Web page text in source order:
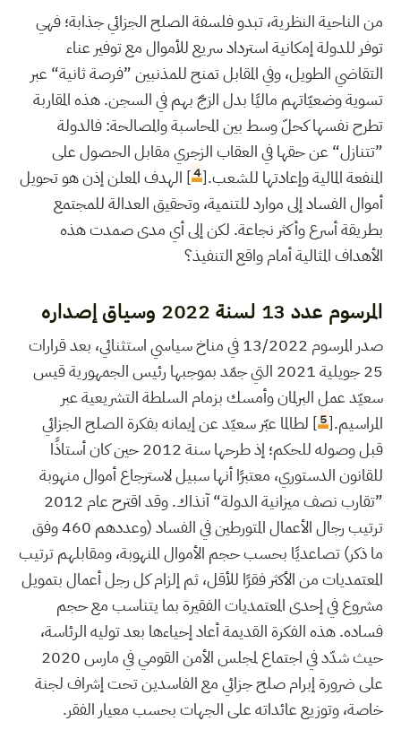
من الناحية النظرية، تبدو فلسفة الصلح الجزائي جذابة؛ فهي
توفر للدولة إمكانية استرداد سريع للأموال مع توفير عناء
التقاضي الطويل، وفي المقابل تمنح للمذنبين ”فرصة ثانية“ عبر
تسوية وضعيّاتهم ماليًا بدل الزجّ بهم في السجن. هذه المقاربة
تطرح نفسها كحلّ وسط بين المحاسبة والمصالحة: فالدولة
”تتنازل“ عن حقها في العقاب الزجري مقابل الحصول على
المنفعة المالية وإعادتها للشعب.[4] الهدف المعلن إذن هو تحويل
أموال الفساد إلى موارد للتنمية، وتحقيق العدالة للمجتمع
بطريقة أسرع وأكثر نجاعة. لكن إلى أي مدى صمدت هذه
الأهداف المثالية أمام واقع التنفيذ؟
المرسوم عدد 13 لسنة 2022 وسياق إصداره
صدر المرسوم 13/2022 في مناخ سياسي استثنائي، بعد قرارات
25 جويلية 2021 التي جمّد بموجبها رئيس الجمهورية قيس
سعيّد عمل البرلمان وأمسك بزمام السلطة التشريعية عبر
المراسيم.[5] لطالما عبّر سعيّد عن إيمانه بفكرة الصلح الجزائي
قبل وصوله للحكم؛ إذ طرحها سنة 2012 حين كان أستاذًا
للقانون الدستوري، معتبرًا أنها سبيل لاسترجاع أموال منهوبة
”تقارب نصف ميزانية الدولة“ آنذاك. وقد اقترح عام 2012
ترتيب رجال الأعمال المتورطين في الفساد (وعددهم 460 وفق
ما ذكر) تصاعديًا بحسب حجم الأموال المنهوبة، ومقابلهم ترتيب
المعتمديات من الأكثر فقرًا للأقل، ثم إلزام كل رجل أعمال بتمويل
مشروع في إحدى المعتمديات الفقيرة بما يتناسب مع حجم
فساده. هذه الفكرة القديمة أعاد إحياءها بعد توليه الرئاسة،
حيث شدّد في اجتماع لمجلس الأمن القومي في مارس 2020
على ضرورة إبرام صلح جزائي مع الفاسدين تحت إشراف لجنة
خاصة، وتوزيع عائداته على الجهات بحسب معيار الفقر.